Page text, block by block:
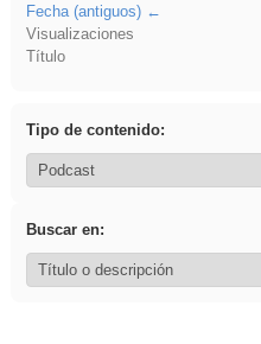
Fecha (antiguos)
Visualizaciones
Título
Tipo de contenido:
Buscar en: